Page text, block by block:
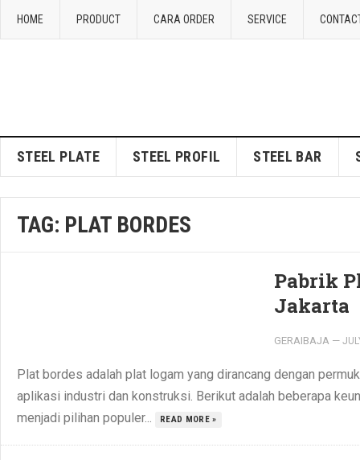
HOME PRODUCT CARA ORDER SERVICE
STEEL PLATE STEEL PROFIL STEEL BAR
TAG: PLAT BORDES
Pabrik
Jakarta
GERAIBAJA —
Plat bordes adalah plat logam yang dirancang dengan
aplikasi industri dan konstruksi. Berikut adalah beberapa
menjadi pilihan populer...
READ MORE »